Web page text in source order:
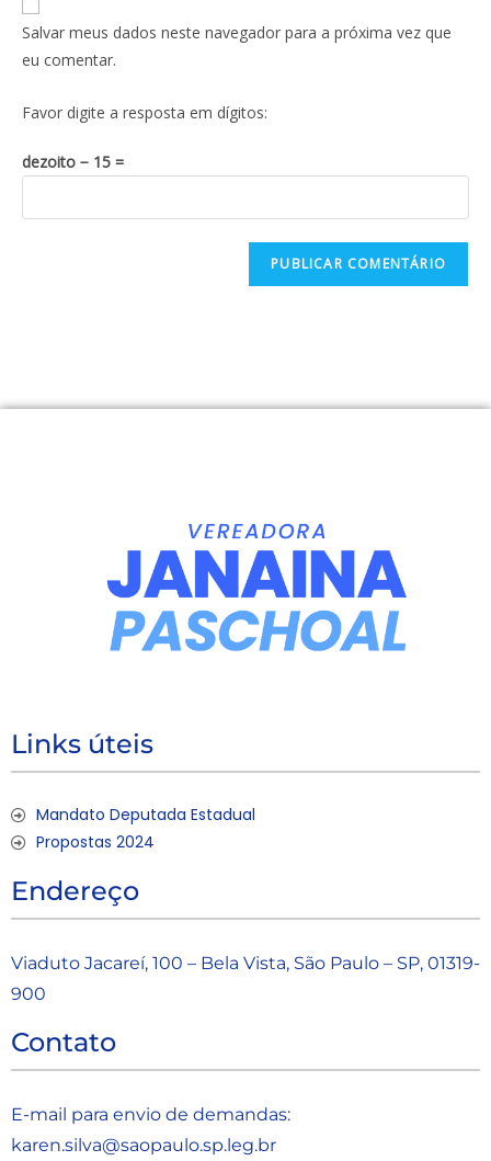
Salvar meus dados neste navegador para a próxima vez que
eu comentar.
Favor digite a resposta em dígitos:
dezoito − 15 =
Links úteis
Mandato Deputada Estadual
Propostas 2024
Endereço
Viaduto Jacareí, 100 – Bela Vista, São Paulo – SP, 01319-
900
Contato
E-mail para envio de demandas:
karen.silva@saopaulo.sp.leg.br